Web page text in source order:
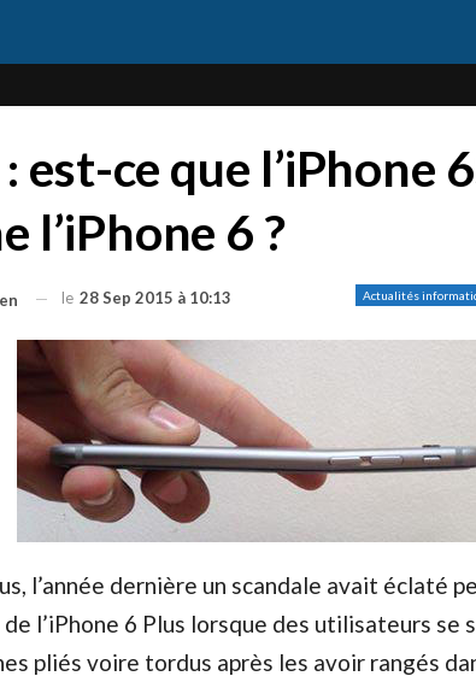
est-ce que l’iPhone
l’iPhone 6 ?
Actualités
le 28 Sep 2015 à 10:13
l’année dernière un scandale avait éclaté
de l’iPhone 6 Plus lorsque des utilisateurs
pliés voire tordus après les avoir rangés